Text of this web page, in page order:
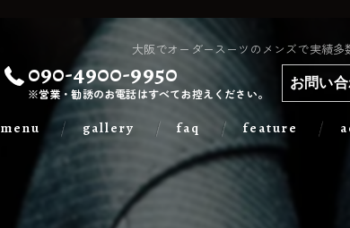
大阪でオーダースーツのメンズで実績
090-4900-9950
※営業・勧誘のお電話はすべてお控えください。
お問い
menu gallery faq feature